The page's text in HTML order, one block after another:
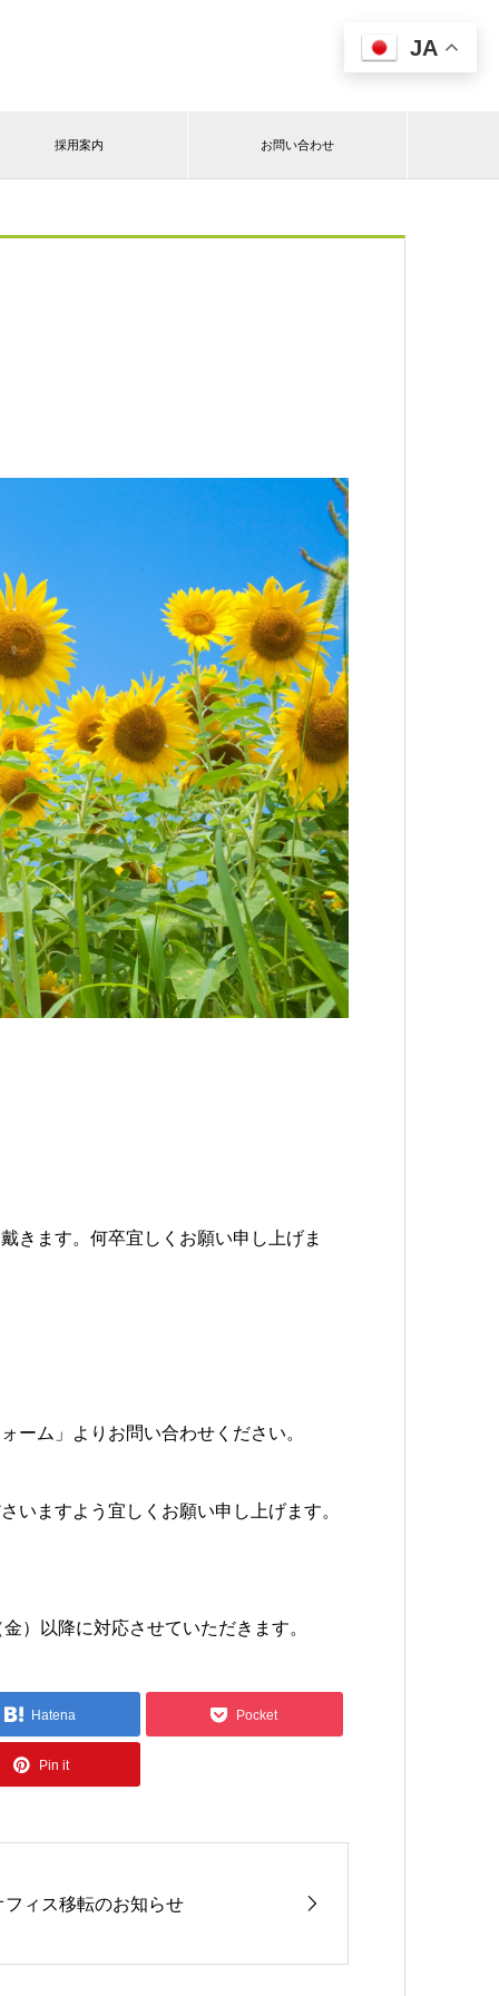

採用案内 お問い合わせ
きます。何卒宜しくお願い申し上げま
ーム」よりお問い合わせください。
いますよう宜しくお願い申し上げます。
）以降に対応させていただきます。
Hatena Pocket
Pin it
フィス移転のお知らせ
JA